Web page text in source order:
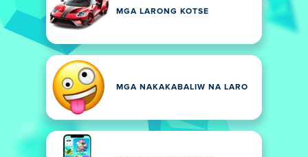
MGA LARONG KOTSE
MGA NAKAKABALIW NA LARO